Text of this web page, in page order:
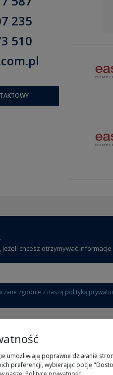
235
510
chcesz otrzymywać
zgodnie z naszą polityką
Częste pytania
umożliwiają poprawne działanie
preferencji, wybierając opcję